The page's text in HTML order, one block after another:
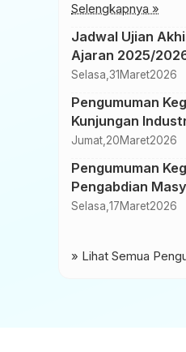
UNTUK INFORMASI
LINK BERIKUT:
Selengkapnya »
Jadwal Ujian
Ajaran 2025/
Selasa, 31 Maret2026
Pengumuman
Kunjungan
Jumat, 20Maret2026
Pengumuman
Pengabdian
Selasa, 17Maret2026
» Lihat Semua